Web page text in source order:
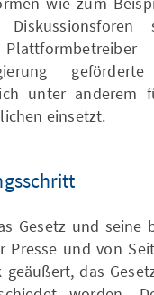
unter anderem
einsetzt.
Gesetz und
Presse und von
das